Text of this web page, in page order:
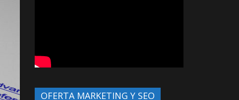
OFERTA MARKETING Y SEO